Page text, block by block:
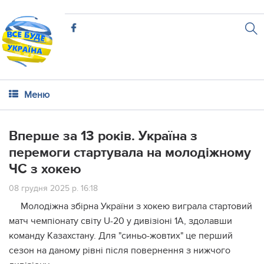
Меню
Вперше за 13 років. Україна з
перемоги стартувала на молодіжному
ЧС з хокею
08 грудня 2025 р. 16:18
Молодіжна збірна України з хокею виграла стартовий
матч чемпіонату світу U-20 у дивізіоні 1A, здолавши
команду Казахстану. Для "синьо-жовтих" це перший
сезон на даному рівні після повернення з нижчого